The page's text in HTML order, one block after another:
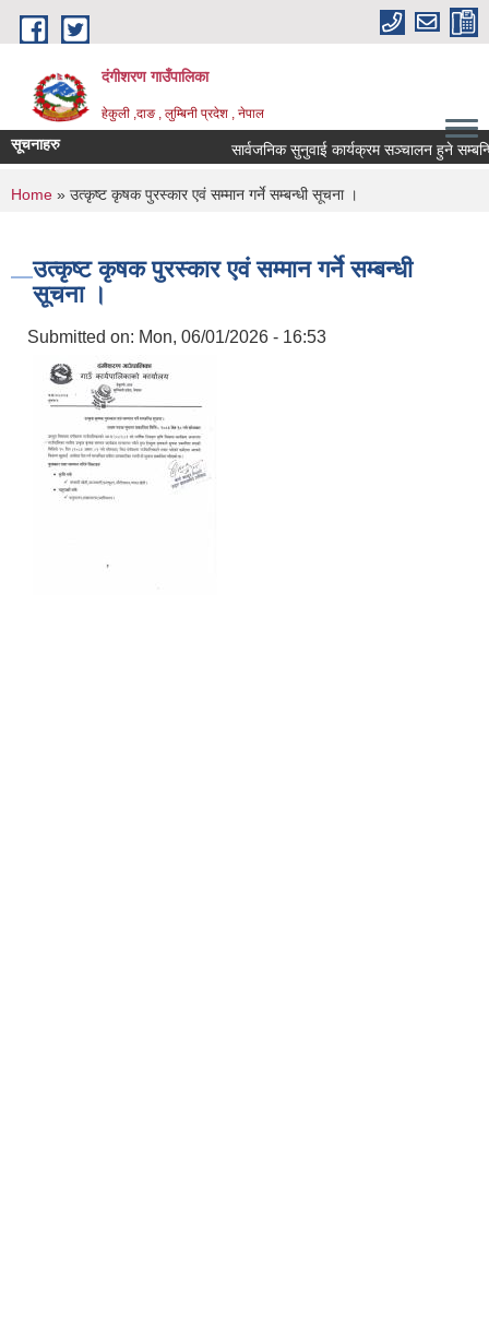
Skip to main content
दंगीशरण गाउँपालिका
हेकुली ,दाङ , लुम्बिनी प्रदेश , नेपाल
सूचनाहरु सार्वजनिक सुनुवाई कार्यक्रम सञ्चालन हुने
You are here
Home » उत्कृष्ट कृषक पुरस्कार एवं सम्मान गर्ने सम्बन्धी सूचना ।
उत्कृष्ट कृषक पुरस्कार एवं सम्मान गर्ने सम्बन्धी
सूचना ।
Submitted on: Mon, 06/01/2026 - 16:53